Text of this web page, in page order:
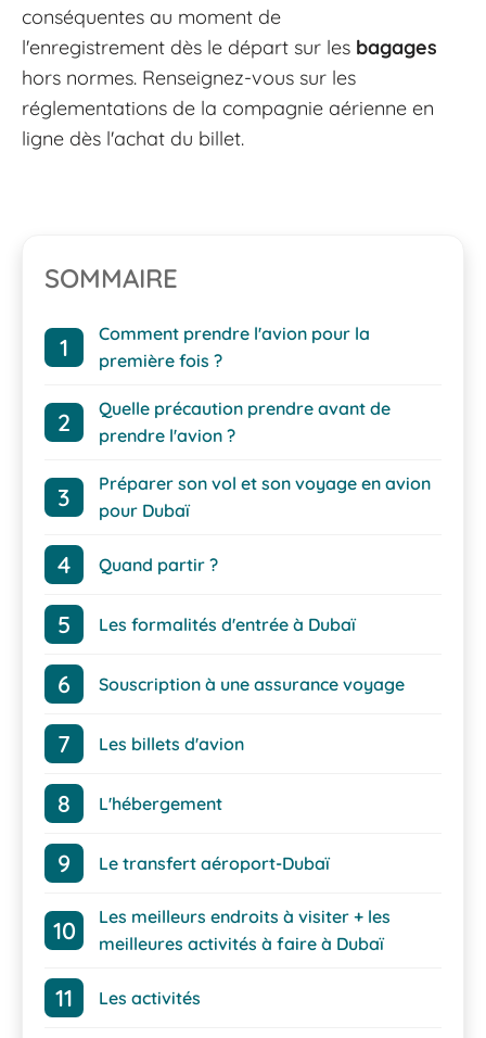
conséquentes au moment de
l'enregistrement dès le départ sur les bagages
hors normes. Renseignez-vous sur les
réglementations de la compagnie aérienne en
ligne dès l'achat du billet.
SOMMAIRE
Comment prendre l'avion pour la
première fois ?
Quelle précaution prendre avant de
prendre l'avion ?
Préparer son vol et son voyage en avion
pour Dubaï
Quand partir ?
Les formalités d'entrée à Dubaï
Souscription à une assurance voyage
Les billets d'avion
L'hébergement
Le transfert aéroport-Dubaï
Les meilleurs endroits à visiter + les
meilleures activités à faire à Dubaï
Les activités